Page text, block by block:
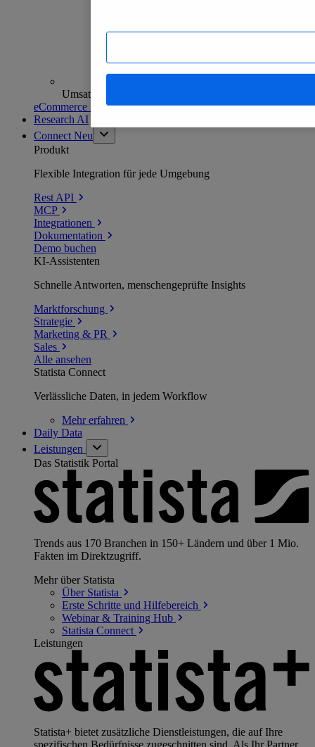
Umsatzanalysen und -prognosen
eCommerce Insights entdecken
Research AI
Connect Neu
Produkt
Flexible Integration für jede Umgebung
Rest API
MCP
Integrationen
Dokumentation
Demo buchen
KI-Assistenten
Schnelle Antworten, menschengeprüfte Insights
Marktforschung
Strategie
Marketing & PR
Sales
Alle ansehen
Statista Connect
Verlässliche Daten, in jedem Workflow
Mehrerfahren
Daily Data
Leistungen
Das Statistik Portal
Trends aus 170 Branchen in 150+ Ländern und über 1 Mio.
Fakten im Direktzugriff.
Mehr über Statista
Über Statista
Erste Schritte und Hilfebereich
Webinar & Training Hub
Statista Connect
Leistungen
Statista+ bietet zusätzliche Dienstleistungen, die auf Ihre
spezifischen Bedürfnisse zugeschnitten sind. Als Ihr Partner